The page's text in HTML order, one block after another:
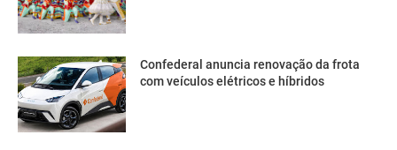
Confederal anuncia renovação da frota
com veículos elétricos e híbridos